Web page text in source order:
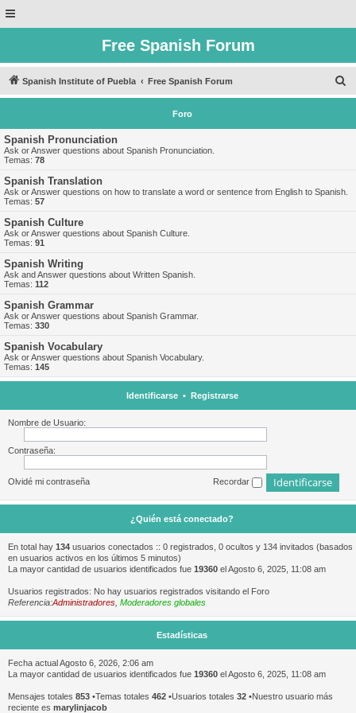
Free Spanish Forum
Spanish Institute of Puebla Free Spanish Forum
u
Foro
Spanish Pronunciation
Ask or Answer questions about Spanish Pronunciation.
Temas: 78
Spanish Translation
Ask or Answer questions on how to translate a word or sentence from English to Spanish.
Temas: 57
Spanish Culture
Ask or Answer questions about Spanish Culture.
Temas: 91
Spanish Writing
Ask and Answer questions about Written Spanish.
Temas: 112
Spanish Grammar
Ask or Answer questions about Spanish Grammar.
Temas: 330
Spanish Vocabulary
Ask or Answer questions about Spanish Vocabulary.
Temas: 145
Identificarse• Registrarse
Nombre de Usuario:
Contraseña:
Olvidé mi contraseña Recordar
¿Quién está conectado?
En total hay 134 usuarios conectados :: 0 registrados, 0 ocultos y 134 invitados (basados
en usuarios activos en los últimos 5 minutos)
La mayor cantidad de usuarios identificados fue 19360 el Agosto 6, 2025, 11:08 am
Usuarios registrados: No hay usuarios registrados visitando el Foro
Referencia:Administradores Moderadores globales
Estadísticas
Fecha actual Agosto 6, 2026, 2:06 am
La mayor cantidad de usuarios identificados fue 19360 el Agosto 6, 2025, 11:08 am
Mensajes totales 853 •Temas totales 462 •Usuarios totales 32 •Nuestro usuario más
reciente es marylinjacob